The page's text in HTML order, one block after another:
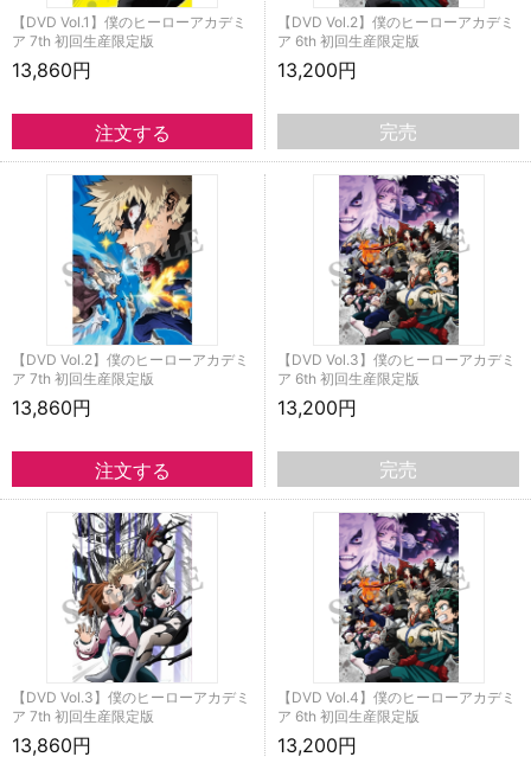
【DVD Vol.1】僕のヒーローアカデミ
ア 7th 初回生産限定版
13,860円
【DVD Vol.2】僕のヒーローアカデミ
ア 6th 初回生産限定版
13,200円
完売
【DVD Vol.2】僕のヒーローアカデミ
ア 7th 初回生産限定版
13,860円
【DVD Vol.3】僕のヒーローアカデミ
ア 6th 初回生産限定版
13,200円
完売
【DVD Vol.3】僕のヒーローアカデミ
ア 7th 初回生産限定版
13,860円
【DVD Vol.4】僕のヒーローアカデミ
ア 6th 初回生産限定版
13,200円